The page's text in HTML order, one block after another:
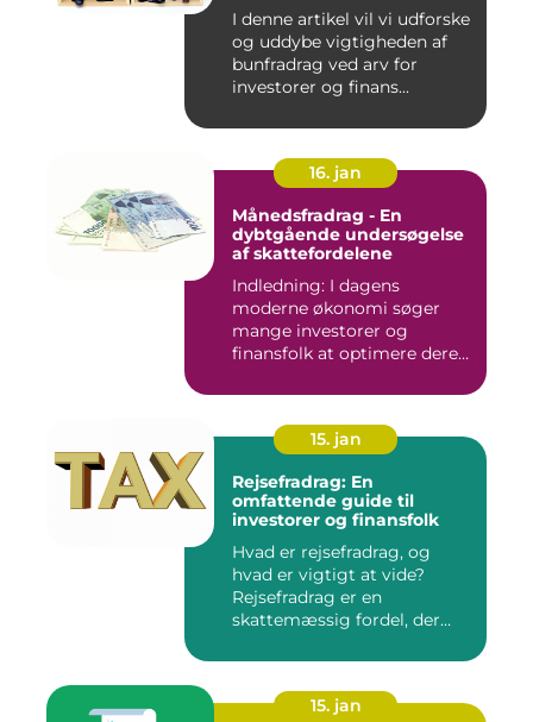
I denne artikel vil vi udforske
og uddybe vigtigheden af
bunfradrag ved arv for
investorer og finans...
16. jan
Månedsfradrag - En
dybtgående undersøgelse
af skattefordelene
Indledning: I dagens
moderne økonomi søger
mange investorer og
finansfolk at optimere deres
15. jan
Rejsefradrag: En
omfattende guide til
investorer og finansfolk
Hvad er rejsefradrag, og
hvad er vigtigt at vide?
Rejsefradrag er en
skattemæssig fordel, der
15. jan